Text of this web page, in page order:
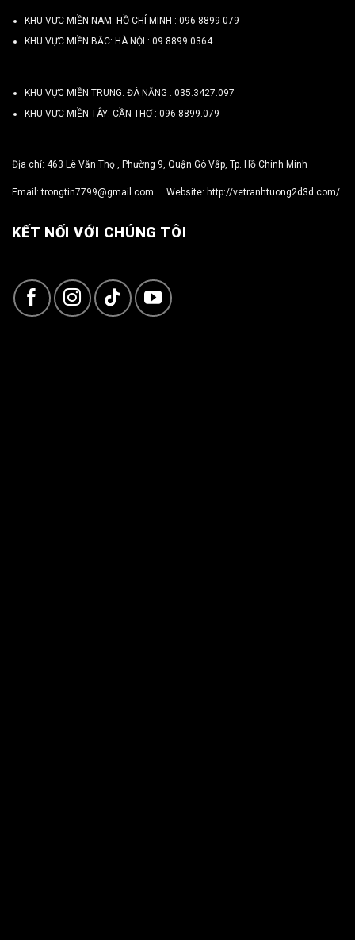
KHU VỰC MIỀN NAM: HỒ CHÍ MINH : 096 8899 079
KHU VỰC MIỀN BẮC: HÀ NỘI : 09.8899.0364
KHU VỰC MIỀN TRUNG: ĐÀ NẴNG : 035.3427.097
KHU VỰC MIỀN TÂY: CẦN THƠ : 096.8899.079
Địa chỉ: 463 Lê Văn Thọ , Phường 9, Quận Gò Vấp, Tp. Hồ Chính Minh
Email:trongtin7799@gmail.com Website: http://vetranhtuong2d3d.com/
KẾT NỐI VỚI CHÚNG TÔI